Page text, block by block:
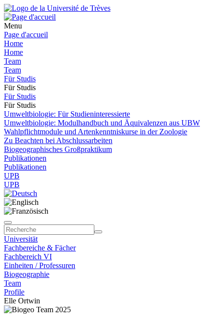
Menu
Page d'accueil
Home
Home
Team
Team
Für Studis
Für Studis
Für Studis
Für Studis
Umweltbiologie: Für Studieninteressierte
Umweltbiologie: Modulhandbuch und Äquivalenzen aus UBW
Wahlpflichtmodule und Artenkenntniskurse in der Zoologie
Zu Beachten bei Abschlussarbeiten
Biogeographisches Großpraktikum
Publikationen
Publikationen
UPB
UPB
Universität
Fachbereiche & Fächer
Fachbereich VI
Einheiten / Professuren
Biogeographie
Team
Profile
Elle Ortwin